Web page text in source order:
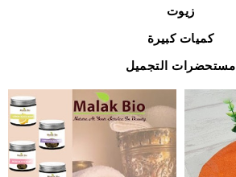
زيوت
كميات كبيرة
مستحضرات التجميل